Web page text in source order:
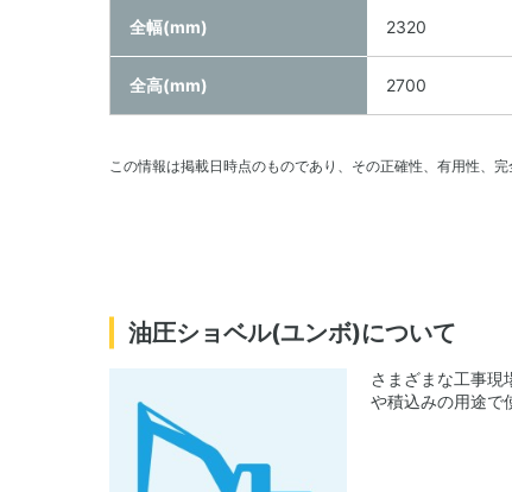
全幅(mm) 2320
全高(mm) 2700
この情報は掲載日時点のものであり、その正確性、有用性、
油圧ショベル(ユンボ)について
さまざまな工事現
や積込みの用途で